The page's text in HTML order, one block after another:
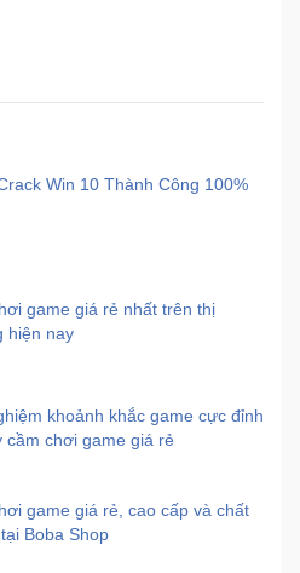
Win 10 Thành Công 100%
game giá rẻ nhất trên thị
hiện nay
khoảnh khắc game cực đỉnh
cầm chơi game giá rẻ
game giá rẻ, cao cấp và chất
Boba Shop